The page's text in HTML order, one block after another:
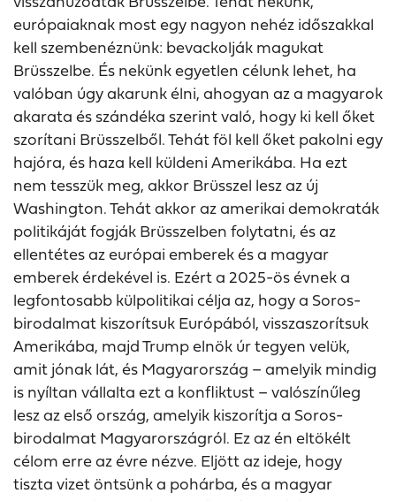
európaiaknak most egy nagyon nehéz időszakkal
kell szembenéznünk: bevackolják magukat
Brüsszelbe. És nekünk egyetlen célunk lehet, ha
valóban úgy akarunk élni, ahogyan az a magyarok
akarata és szándéka szerint való, hogy ki kell őket
szorítani Brüsszelből. Tehát föl kell őket pakolni egy
hajóra, és haza kell küldeni Amerikába. Ha ezt
nem tesszük meg, akkor Brüsszel lesz az új
Washington. Tehát akkor az amerikai demokraták
politikáját fogják Brüsszelben folytatni, és az
ellentétes az európai emberek és a magyar
emberek érdekével is. Ezért a 2025-ös évnek a
legfontosabb külpolitikai célja az, hogy a Soros-
birodalmat kiszorítsuk Európából, visszaszorítsuk
Amerikába, majd Trump elnök úr tegyen velük,
amit jónak lát, és Magyarország – amelyik mindig
is nyíltan vállalta ezt a konfliktust – valószínűleg
lesz az első ország, amelyik kiszorítja a Soros-
birodalmat Magyarországról. Ez az én eltökélt
célom erre az évre nézve. Eljött az ideje, hogy
tiszta vizet öntsünk a pohárba, és a magyar